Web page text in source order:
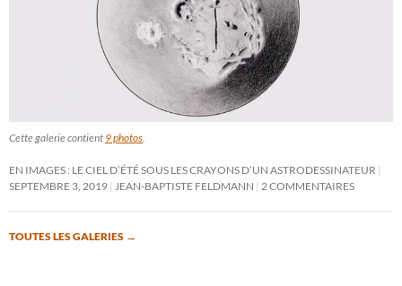
Cette galerie contient 9 photos.
EN IMAGES : LE CIEL D’ÉTÉ SOUS LES CRAYONS D’UN ASTRODESSINATEUR
SEPTEMBRE 3, 2019 JEAN-BAPTISTE FELDMANN 2 COMMENTAIRES
TOUTES LES GALERIES →